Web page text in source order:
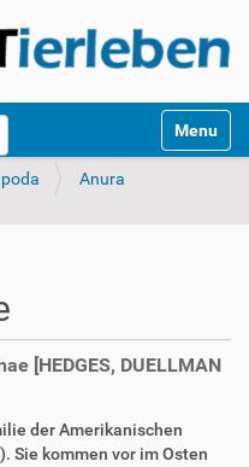
Toggle
Anura
[HEDGES, DUELLMAN
der Amerikanischen
Sie kommen vor im Osten